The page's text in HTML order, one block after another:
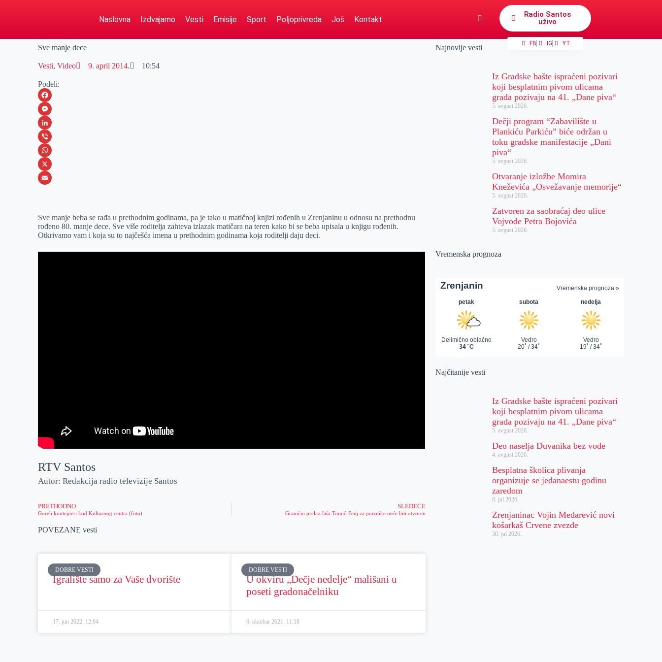
Naslovna Izdvajamo Vesti Emisije Sport Poljoprivreda Još Kontakt
Radio Santos
uživo
FB IG YT
Sve manje dece
Vesti,Video 9. april 2014. 10:54
Podeli:
F
a
c
e
b
o
M
e
s
s
e
e
r
L
i
n
k
I
n
V
i
b
W
h
s
A
X
a
i
Sve manje beba se rađa u prethodnim godinama, pa je tako u matičnoj knjizi rođenih u Zrenjaninu u odnosu na prethodnu
rođeno 80. manje dece. Sve više roditelja zahteva izlazak matičara na teren kako bi se beba upisala u knjigu rođenih.
Otkrivamo vam i koja su to najčešća imena u prethodnim godinama koja roditelji daju deci.
RTV Santos
Autor: Redakcija radio televizije Santos
PRETHODNO
Goreli kontejneri kod Kulturnog centra (foto)
SLEDEĆE
Granični prelaz Jaša Tomić-Fenj za praznike neće biti otvoren
POVEZANE vesti
DOBRE VESTI
Igralište samo za Vaše dvorište
17. jun 2022. 12:04
DOBRE VESTI
U okviru „Dečje nedelje“ mališani u
poseti gradonačelniku
6. oktobar 2021. 11:18
Najnovije vesti
Iz Gradske bašte ispraćeni pozivari
koji besplatnim pivom ulicama
grada pozivaju na 41. „Dane piva“
5. avgust 2026.
Dečji program “Zabavilište u
Plankiću Parkiću” biće održan u
toku gradske manifestacije „Dani
piva“
5. avgust 2026.
Otvaranje izložbe Momira
Kneževića „Osvežavanje memorije“
5. avgust 2026.
Zatvoren za saobraćaj deo ulice
Vojvode Petra Bojovića
5. avgust 2026.
Vremenska prognoza
Najčitanije vesti
Iz Gradske bašte ispraćeni pozivari
koji besplatnim pivom ulicama
grada pozivaju na 41. „Dane piva“
5. avgust 2026.
Deo naselja Duvanika bez vode
4. avgust 2026.
Besplatna školica plivanja
organizuje se jedanaestu godinu
zaredom
8. jul 2026.
Zrenjaninac Vojin Medarević novi
košarkaš Crvene zvezde
30. jul 2026.